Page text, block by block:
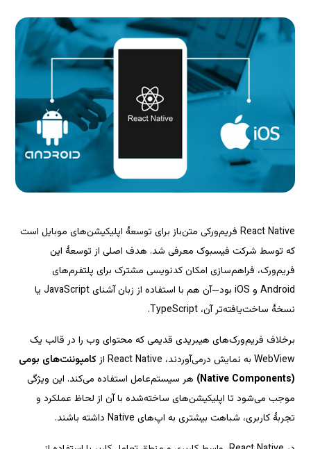
React Native فریم‌ورکی متن‌باز برای توسعهٔ اپلیکیشن‌های موبایل است
Android و iOS بود—آن هم با استفاده از زبان آشنای JavaScript یا
برخلاف فریم‌ورک‌های هیبریدی قدیمی که محتوای وب را در قالب یک
کامپوننت‌های بومی
هر سیستم‌عامل استفاده می‌کند. این ویژگی
موجب می‌شود تا اپلیکیشن‌های ساخته‌شده با آن از لحاظ عملکرد و